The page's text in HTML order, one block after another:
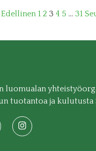
Edellinen 1 2 3 4 5 … 31
luomualan
tuotantoa ja kulutusta